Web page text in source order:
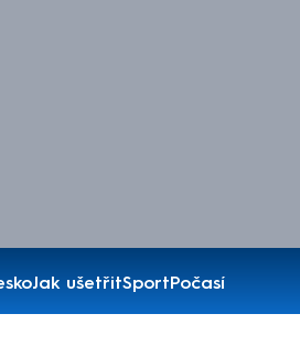
Jak ušetřitSportPočasí